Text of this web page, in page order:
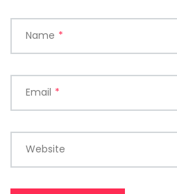
Name *
Email *
Website